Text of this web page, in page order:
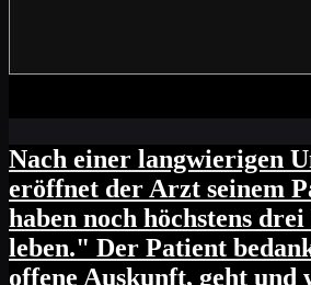
Nach einer langwierigen
eröffnet der Arzt seinem
haben noch höchstens
leben." Der Patient
offene Auskunft, geht und